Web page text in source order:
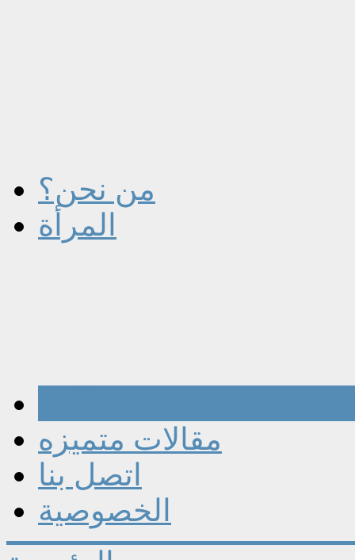
من نحن؟
المرأة
مقالات متميزه
اتصل بنا
الخصوصية